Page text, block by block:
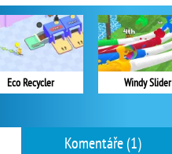
Eco Recycler Windy Slider
Komentáře (1)